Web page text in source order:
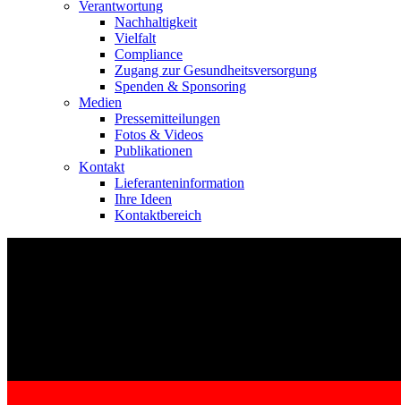
Verantwortung
Nachhaltigkeit
Vielfalt
Compliance
Zugang zur Gesundheitsversorgung
Spenden & Sponsoring
Medien
Pressemitteilungen
Fotos & Videos
Publikationen
Kontakt
Lieferanteninformation
Ihre Ideen
Kontaktbereich